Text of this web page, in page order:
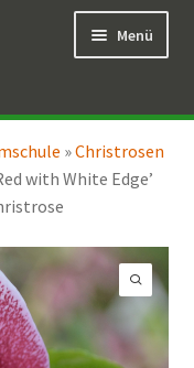
Menü
öffnen
»Christrosen
with White Edge’